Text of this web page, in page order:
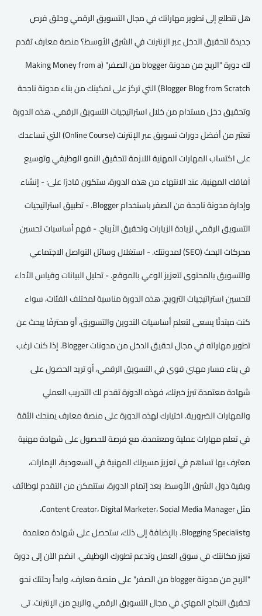
هل تتطلع إلى تطوير مهاراتك في مجال التسويق الرقمي وخلق فرص
جديدة لتحقيق الدخل عبر الإنترنت في الشرق الأوسط؟ منصة معارف تقدم
لك دورة "الربح من مدونة blogger من الصفر" (Making Money from a
Blogger Blog from Scratch) التي تركز على تمكينك من بناء مدونة ناجحة
وتحقيق دخل مستدام من خلال استراتيجيات التسويق الرقمي. هذه الدورة
تعتبر من أفضل دورات تسويق عبر الإنترنت (Online Course) التي تساعدك
على اكتساب المهارات المهنية اللازمة لتحقيق النمو الوظيفي وتوسيع
آفاقك المهنية. عند الانتهاء من هذه الدورة، ستكون قادرًا على: - إنشاء
وإدارة مدونة ناجحة من الصفر باستخدام Blogger. - تطبيق استراتيجيات
التسويق الرقمي لزيادة الزيارات وتحقيق الأرباح. - فهم أساسيات تحسين
محركات البحث (SEO) لمدونتك. - استغلال وسائل التواصل الاجتماعي
والتسويق بالمحتوى لتعزيز الوعي بالموقع. - تحليل البيانات وقياس الأداء
لتحسين استراتيجيات الترويج. هذه الدورة مناسبة لمختلف الفئات، سواء
كنت مبتدئًا يسعى لتعلم أساسيات التدوين والتسويق، أو محترفًا يبحث عن
تطوير مهاراته في مجال تحقيق الدخل من مدونات Blogger. إذا كنت ترغب
في بناء مسار مهني قوي في التسويق الرقمي، أو تريد الحصول على
شهادة معتمدة تبرز خبرتك، فهذه الدورة تقدم لك التدريب العملي
والمهارات الضرورية. اختيارك لهذه الدورة على منصة معارف يمنحك الثقة
في تعلم مهارات عملية ومعتمدة، مع فرصة للحصول على شهادة مهنية
معترف بها تساهم في تعزيز مسيرتك المهنية في السعودية، الإمارات،
وبقية دول الشرق الأوسط. بعد إتمام الدورة، ستتمكن من التقدم لوظائف
مثل Content Creator، Digital Marketer، Social Media Manager،
وBlogging Specialist. بالإضافة إلى ذلك، ستحصل على شهادة معتمدة
تعزز مكانتك في سوق العمل وتدعم تطورك الوظيفي. انضم الآن إلى دورة
"الربح من مدونة blogger من الصفر" على منصة معارف، وابدأ رحلتك نحو
تحقيق النجاح المهني في مجال التسويق الرقمي والربح من الإنترنت. تى